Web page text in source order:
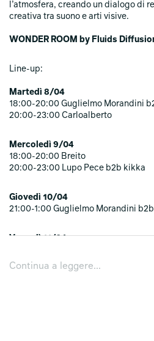
l’atmosfera, creando un dialogo di
creativa tra suono e arti visive.
WONDER ROOM by Fluids
Line-up:
Martedì 8/04
18:00-20:00 Guglielmo Morandini
20:00-23:00 Carloalberto
Mercoledì 9/04
18:00-20:00 Breito
20:00-23:00 Lupo Pece b2b kikka
Giovedì 10/04
21:00-1:00 Guglielmo Morandini b2b
Venerdì 11/04
18:00-21:00 Flakes b2b Guglielmo
21:00-23:00 Giorgio di Majo b2b Glf’s
Continua a leggere...